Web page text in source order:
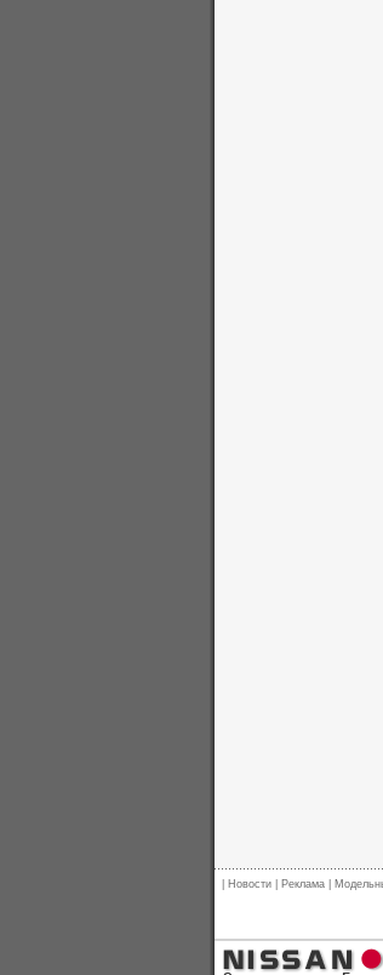
Новости Реклама